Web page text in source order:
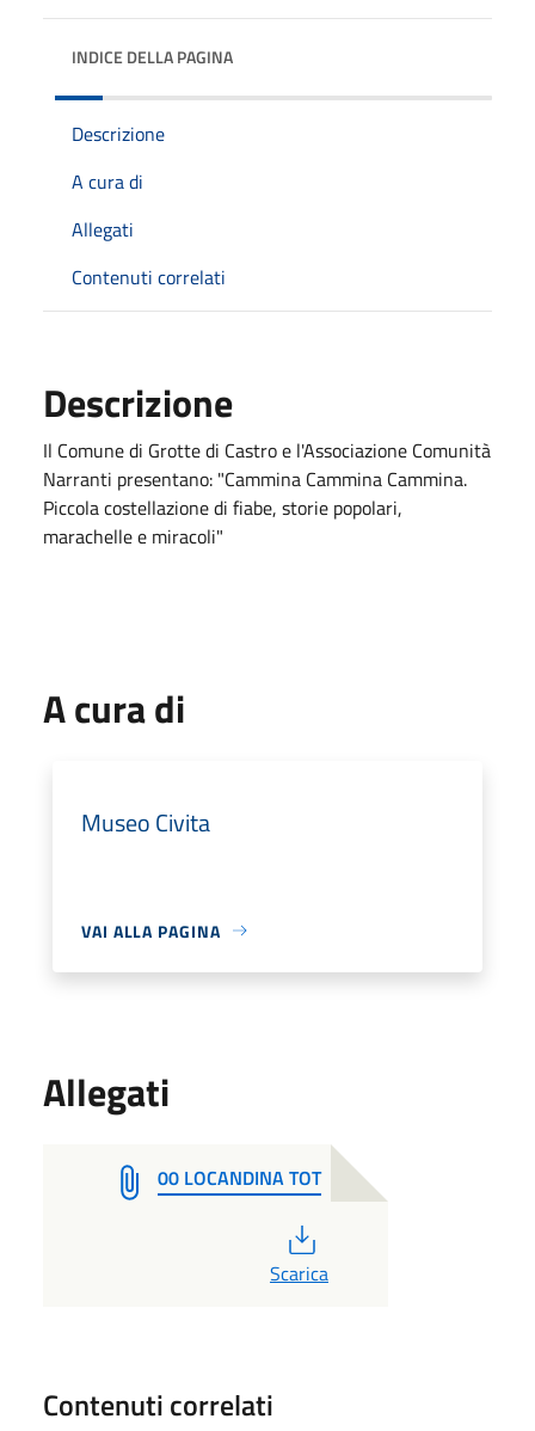
INDICE DELLA PAGINA
Descrizione
A cura di
Allegati
Contenuti correlati
Descrizione
Il Comune di Grotte di Castro e l'Associazione Comunità
Narranti presentano: "Cammina Cammina Cammina.
Piccola costellazione di fiabe, storie popolari,
marachelle e miracoli"
A cura di
Museo Civita
VAI ALLA PAGINA
Allegati
00 LOCANDINA TOT
Scarica
Contenuti correlati